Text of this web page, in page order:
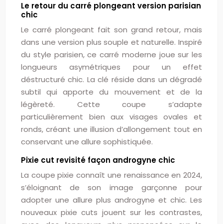
Le retour du carré plongeant version parisian
chic
Le carré plongeant fait son grand retour, mais
dans une version plus souple et naturelle. Inspiré
du style parisien, ce carré moderne joue sur les
longueurs asymétriques pour un effet
déstructuré chic. La clé réside dans un dégradé
subtil qui apporte du mouvement et de la
légèreté. Cette coupe s’adapte
particulièrement bien aux visages ovales et
ronds, créant une illusion d’allongement tout en
conservant une allure sophistiquée.
Pixie cut revisité façon androgyne chic
La coupe pixie connaît une renaissance en 2024,
s’éloignant de son image garçonne pour
adopter une allure plus androgyne et chic. Les
nouveaux pixie cuts jouent sur les contrastes,